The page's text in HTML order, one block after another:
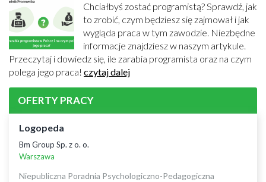
Chciałbyś zostać programistą? Sprawdź, jak
to zrobić, czym będziesz się zajmował i jak
wygląda praca w tym zawodzie. Niezbędne
informacje znajdziesz w naszym artykule.
Przeczytaj i dowiedz się, ile zarabia programista oraz na czym
polega jego praca! czytaj dalej
OFERTY PRACY
Logopeda
Bm Group Sp. z o. o.
Warszawa
Niepubliczna Poradnia Psychologiczno-Pedagogiczna